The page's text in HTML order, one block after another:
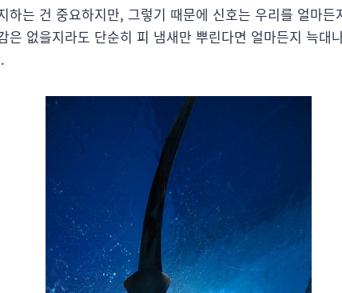
하는 건 중요하지만, 그렇기 때문에 신호는 우리를 얼마
은 없을지라도 단순히 피 냄새만 뿌린다면 얼마든지 늑대